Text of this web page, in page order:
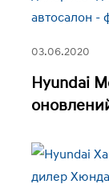
03.06.2020
Hyundai